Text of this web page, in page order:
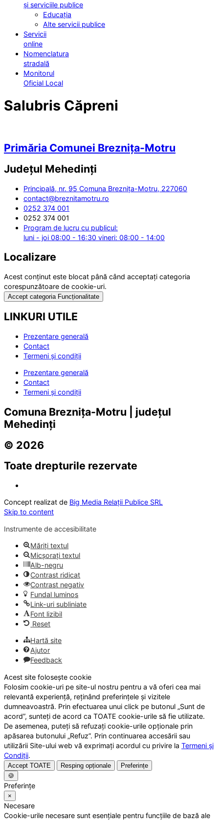
și serviciile publice
Educația
Alte servicii publice
Servicii
online
Nomenclatura
stradală
Monitorul
Oficial Local
Salubris Căpreni
Primăria Comunei Breznița-Motru
Județul Mehedinți
Principală, nr. 95 Comuna Breznița-Motru, 227060
contact@breznitamotru.ro
0252 374 001
0252 374 001
Program de lucru cu publicul:
luni - joi 08:00 - 16:30 vineri: 08:00 - 14:00
Localizare
Acest conținut este blocat până când acceptați categoria
corespunzătoare de cookie-uri.
Accept categoria Funcționalitate
LINKURI UTILE
Prezentare generală
Contact
Termeni și condiții
Prezentare generală
Contact
Termeni și condiții
Comuna Breznița-Motru | județul
Mehedinți
© 2026
Toate drepturile rezervate
Concept realizat de Big Media Relații Publice SRL
Skip to content
Instrumente de accesibilitate
Măriți textul
Micșorați textul
Alb-negru
Contrast ridicat
Contrast negativ
Fundal luminos
Link-uri subliniate
Font lizibil
Reset
Hartă site
Ajutor
Feedback
Acest site folosește cookie
Folosim cookie-uri pe site-ul nostru pentru a vă oferi cea mai
relevantă experiență, reținând preferințele și vizitele
dumneavoastră. Prin efectuarea unui click pe butonul „Sunt de
acord”, sunteți de acord ca TOATE cookie-urile să fie utilizate.
De asemenea, puteți să refuzați cookie-urile opționale prin
apăsarea butonului „Refuz”. Prin continuarea accesării sau
utilizării Site-ului web vă exprimați acordul cu privire la Termeni și
Condiții.
Accept TOATE Resping opționale
Preferințe
🍪
Preferințe
×
Necesare
Cookie-urile necesare sunt esențiale pentru funcțiile de bază ale